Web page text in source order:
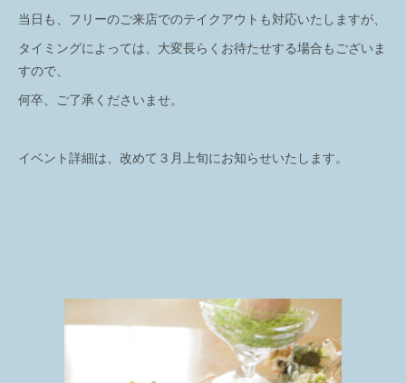
当日も、フリーのご来店でのテイクアウトも対応いたしますが、
タイミングによっては、大変長らくお待たせする場合もございま
すので、
何卒、ご了承くださいませ。
イベント詳細は、改めて３月上旬にお知らせいたします。